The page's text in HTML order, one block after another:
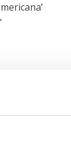
americana’